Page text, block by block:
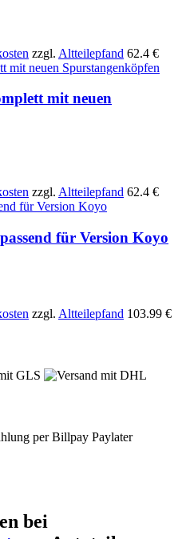
zzgl. Altteilepfand 62.4 €
mit neuen
zzgl. Altteilepfand 62.4 €
für Version Koyo
zzgl. Altteilepfand 103.99 €
bei